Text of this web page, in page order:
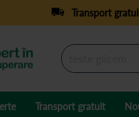
Transport
Transport gratuit